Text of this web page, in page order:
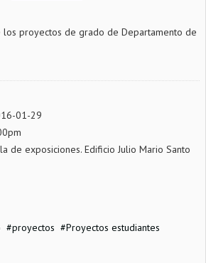
los proyectos de grado de Departamento de
01-29
de exposiciones. Edificio Julio Mario Santo
proyectos
Proyectos estudiantes